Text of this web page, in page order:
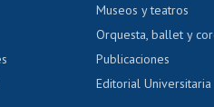
Acoso laboral,
Museos y teatros
Orquesta, ballet y
Publicaciones
Editorial Universitaria